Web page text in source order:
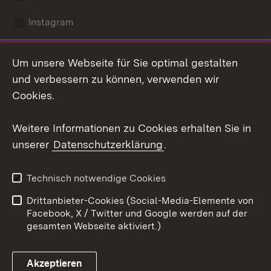
Instagram
Mastodon
Youtube
Kontakt
Datenschutz
Barrierefreiheit
Impressum Cookies
Um unsere Webseite für Sie optimal gestalten
und verbessern zu können, verwenden wir
Cookies.
Weitere Informationen zu Cookies erhalten Sie in
unserer Datenschutzerklärung.
Technisch notwendige Cookies
Drittanbieter-Cookies (Social-Media-Elemente von
Facebook, X / Twitter und Google werden auf der
gesamten Webseite aktiviert.)
Akzeptieren